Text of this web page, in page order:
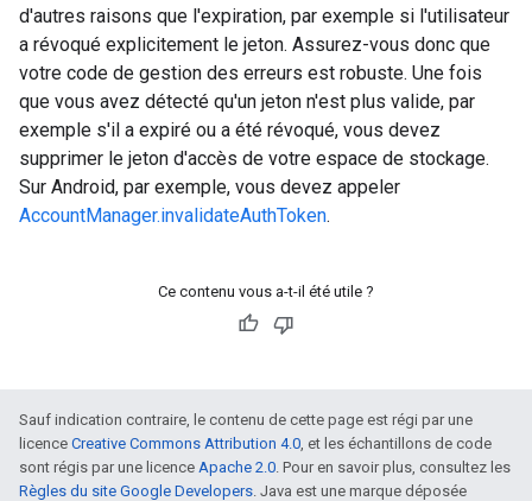
d'autres raisons que l'expiration, par exemple si l'utilisateur
a révoqué explicitement le jeton. Assurez-vous donc que
votre code de gestion des erreurs est robuste. Une fois
que vous avez détecté qu'un jeton n'est plus valide, par
exemple s'il a expiré ou a été révoqué, vous devez
supprimer le jeton d'accès de votre espace de stockage.
Sur Android, par exemple, vous devez appeler
AccountManager.invalidateAuthToken.
Ce contenu vous a-t-il été utile ?
Sauf indication contraire, le contenu de cette page est régi par une
licence Creative Commons Attribution 4.0, et les échantillons de code
sont régis par une licence Apache 2.0. Pour en savoir plus, consultez les
Règles du site Google Developers. Java est une marque déposée